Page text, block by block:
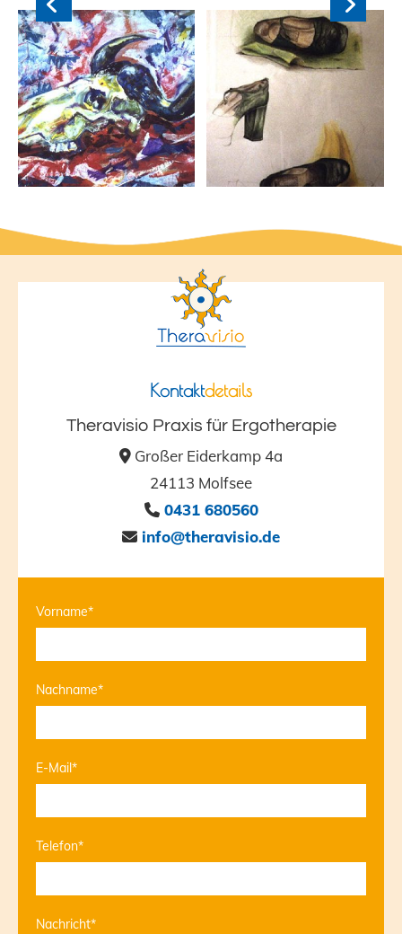
Kontaktdetails
Theravisio Praxis für Ergotherapie
 Großer Eiderkamp 4a
24113 Molfsee
 0431 680560
 info@theravisio.de
Vorname*
Nachname*
E-Mail*
Telefon*
Nachricht*